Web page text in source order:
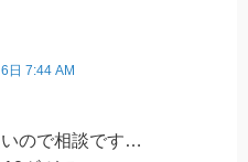
日 7:44 AM
ので相談です…